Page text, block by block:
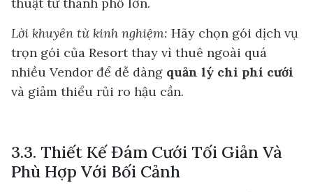
Lời khuyên từ kinh nghiệm: Hãy chọn gói dịch vụ
trọn gói của Resort thay vì thuê ngoài quá
nhiều Vendor để dễ dàng quản lý chi phí cưới
và giảm thiểu rủi ro hậu cần.
3.3. Thiết Kế Đám Cưới Tối Giản Và
Phù Hợp Với Bối Cảnh